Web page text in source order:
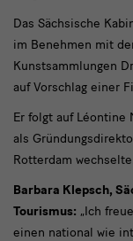
Kultur
und
Tourismus
und
den
Staatlichen
Dresden
Das Sächsische
im Benehmen mit
Kunstsammlungen
auf Vorschlag einer
Er folgt auf Léontine
als
Rotterdam
Barbara Klepsch,
Tourismus: „Ich
einen national wie